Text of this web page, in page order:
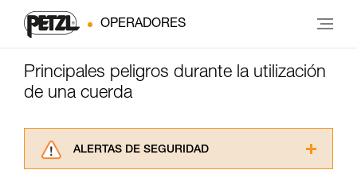
OPERADORES
Principales peligros durante la utilización
de una cuerda
ALERTAS DE SEGURIDAD